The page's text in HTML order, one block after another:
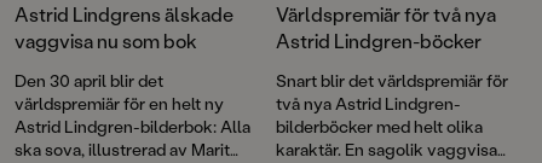
Astrid Lindgrens älskade
vaggvisa nu som bok
Den 30 april blir det
världspremiär för en helt ny
Astrid Lindgren-bilderbok: Alla
ska sova, illustrerad av Marit
Världspremiär för två nya
Astrid Lindgren-böcker
Snart blir det världspremiär för
två nya Astrid Lindgren-
bilderböcker med helt olika
karaktär. En sagolik vaggvisa